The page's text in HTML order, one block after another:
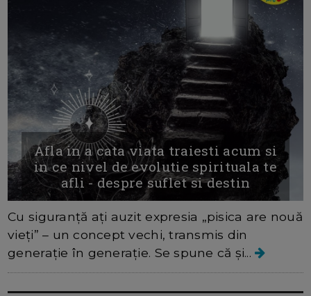
Afla in a cata viata traiesti acum si
in ce nivel de evolutie spirituala te
afli - despre suflet si destin
Cu siguranță ați auzit expresia „pisica are nouă
vieți” – un concept vechi, transmis din
generație în generație. Se spune că și...